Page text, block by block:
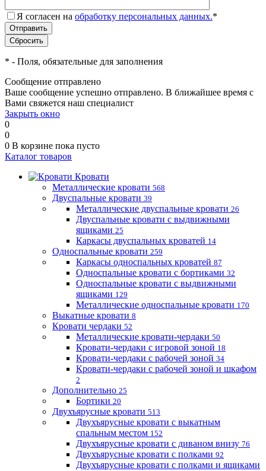
Я согласен на обработку персональных данных.*
* - Поля, обязательные для заполнения
Сообщение отправлено
Ваше сообщение успешно отправлено. В ближайшее время с
Вами свяжется наш специалист
Закрыть окно
0
0
0 В корзине пока пусто
Каталог товаров
Кровати
Металлические кровати 568
Двуспальные кровати 39
Металлические двуспальные кровати 26
Двуспальные кровати с выдвижными
ящиками 25
Каркасы двуспальных кроватей 14
Односпальные кровати 259
Каркасы односпальных кроватей 87
Односпальные кровати с бортиками 32
Односпальные кровати с выдвижными
ящиками 129
Металлические односпальные кровати 170
Выкатные кровати 8
Кровати чердаки 52
Металлические кровати-чердаки 50
Кровати-чердаки с игровой зоной 18
Кровати-чердаки с рабочей зоной 34
Кровати-чердаки с рабочей зоной и шкафом
2
Дополнительно 25
Бортики 20
Двухъярусные кровати 513
Двухъярусные кровати с выкатным
спальным местом 152
Двухъярусные кровати с диваном внизу 76
Двухъярусные кровати с полками 92
Двухъярусные кровати с полками и ящиками